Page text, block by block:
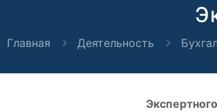
Главная Деятельность